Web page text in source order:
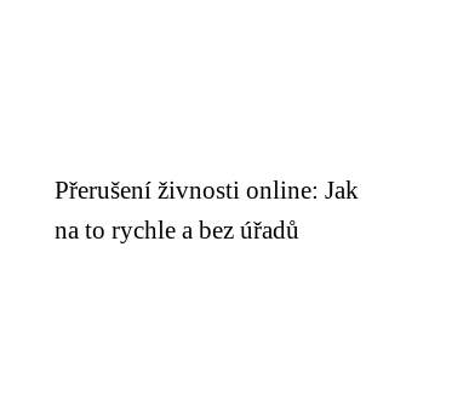
Přerušení živnosti online: Jak
na to rychle a bez úřadů